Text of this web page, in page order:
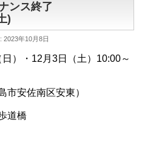
ンス終了
)
2023年10月8日
）・12月3日（土）10:00～
安佐南区安東）
道橋